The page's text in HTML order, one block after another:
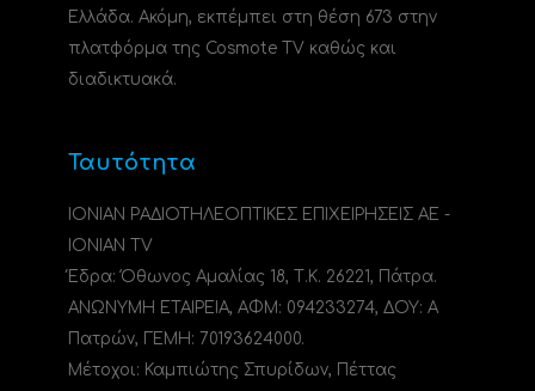
Ελλάδα. Ακόμη, εκπέμπει στη θέση 673 στην
πλατφόρμα της Cosmote TV καθώς και
διαδικτυακά.
Ταυτότητα
ΙΟΝΙΑΝ ΡΑΔΙΟΤΗΛΕΟΠΤΙΚΕΣ ΕΠΙΧΕΙΡΗΣΕΙΣ ΑΕ -
IONIAN TV
Έδρα: Όθωνος Αμαλίας 18, Τ.Κ. 26221, Πάτρα.
ΑΝΩΝΥΜΗ ΕΤΑΙΡΕΙΑ, ΑΦΜ: 094233274, ΔΟΥ: A
Πατρών, ΓΕΜΗ: 70193624000.
Μέτοχοι: Καμπιώτης Σπυρίδων, Πέττας